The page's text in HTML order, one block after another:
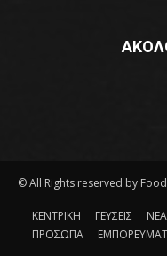
© All Rights reserved by
ΚΕΝΤΡΙΚΗ ΓΕΥΣΕΙΣ
ΠΡΟΣΩΠΑ